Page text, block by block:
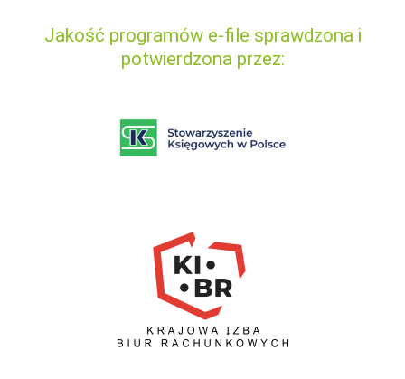
Jakość programów e-file sprawdzona i
potwierdzona przez: